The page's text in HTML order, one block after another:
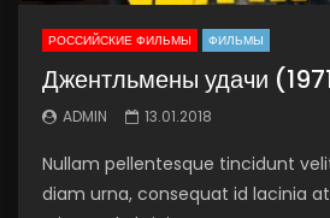
РОССИЙСКИЕ ФИЛЬМЫ ФИЛЬМЫ
Джентльмены удачи
ADMIN 13.01.2018
Nullam pellentesque tincidunt
diam urna, consequat id lacinia